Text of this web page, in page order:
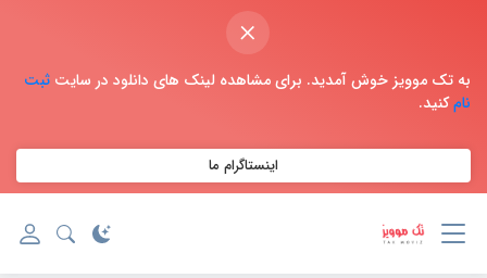
×
به تک موویز خوش آمدید. برای مشاهده لینک های دانلود در سایت ثبت
نامکنید.
اینستاگرام ما